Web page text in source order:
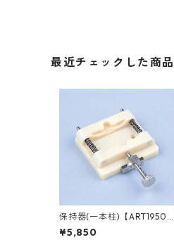
最近チェックした商品
保持器(一本柱)【ART1950
0】
¥5,850